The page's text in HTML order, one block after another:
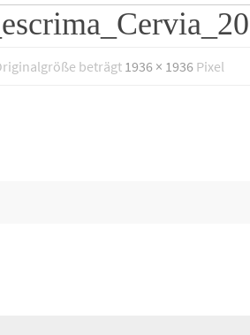
beträgt 1936 × 1936 Pixel